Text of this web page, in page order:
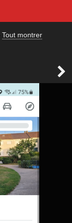
Tout montrer
